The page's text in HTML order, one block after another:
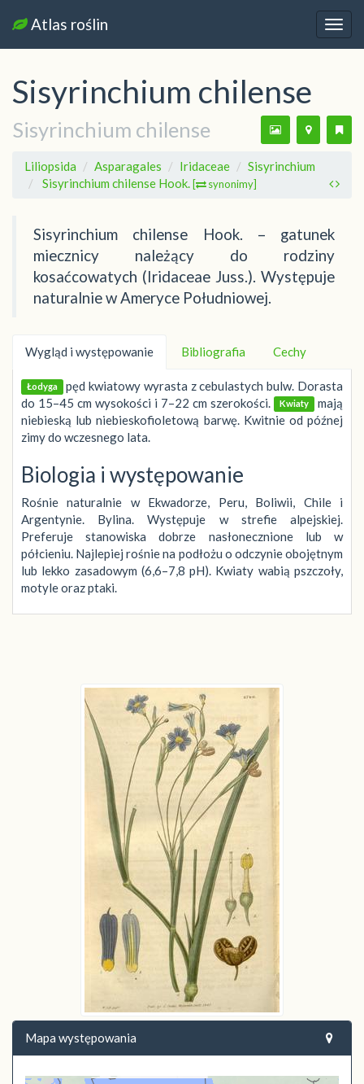
Atlas roślin
Sisyrinchium chilense
Sisyrinchium chilense
Liliopsida Asparagales Iridaceae
Sisyrinchium
Sisyrinchium chilense Hook. [ synonimy]
Sisyrinchium chilense Hook. – gatunek
miecznicy należący do rodziny
kosaćcowatych (Iridaceae Juss.). Występuje
naturalnie w Ameryce Południowej.
Wygląd i występowanie Bibliografia Cechy
Łodyga pęd kwiatowy wyrasta z cebulastych bulw. Dorasta
do 15–45 cm wysokości i 7–22 cm szerokości.
Kwiaty mają
niebieską lub niebieskofioletową barwę. Kwitnie od późnej
zimy do wczesnego lata.
Biologia i występowanie
Rośnie naturalnie w Ekwadorze, Peru, Boliwii, Chile i
Argentynie. Bylina. Występuje w strefie alpejskiej.
Preferuje stanowiska dobrze nasłonecznione lub w
półcieniu. Najlepiej rośnie na podłożu o odczynie obojętnym
lub lekko zasadowym (6,6–7,8 pH). Kwiaty wabią pszczoły,
motyle oraz ptaki.
Mapa występowania